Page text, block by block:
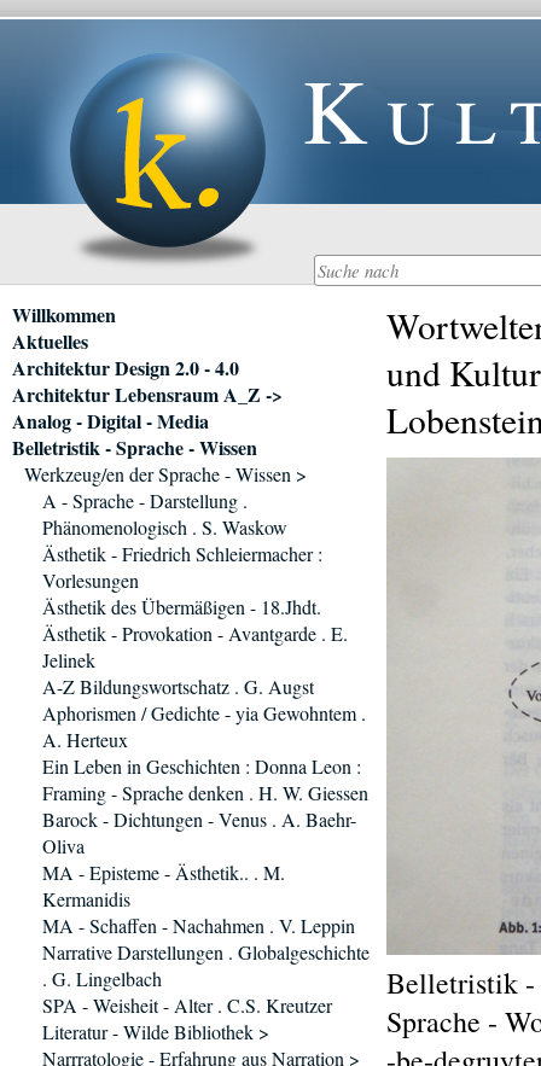
und
Belletristik -
Sprache -
Navigation
überspringen
Willkommen
Aktuelles
Architektur Design 2.0 - 4.0
Architektur Lebensraum A_Z ->
Analog - Digital - Media
Belletristik - Sprache - Wissen
Werkzeug/en der Sprache - Wissen >
A - Sprache - Darstellung .
Phänomenologisch . S. Waskow
Ästhetik - Friedrich Schleiermacher :
Vorlesungen
Ästhetik des Übermäßigen - 18.Jhdt.
Ästhetik - Provokation - Avantgarde . E.
Jelinek
A-Z Bildungswortschatz . G. Augst
Aphorismen / Gedichte - yia Gewohntem .
A. Herteux
Ein Leben in Geschichten : Donna Leon :
Framing - Sprache denken . H. W. Giessen
Barock - Dichtungen - Venus . A. Baehr-
Oliva
MA - Episteme - Ästhetik.. . M.
Kermanidis
MA - Schaffen - Nachahmen . V. Leppin
Narrative Darstellungen . Globalgeschichte
. G. Lingelbach
SPA - Weisheit - Alter . C.S. Kreutzer
Literatur - Wilde Bibliothek >
Narrratologie - Erfahrung aus Narration >